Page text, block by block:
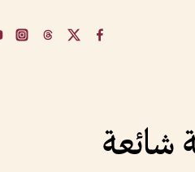
شائعة